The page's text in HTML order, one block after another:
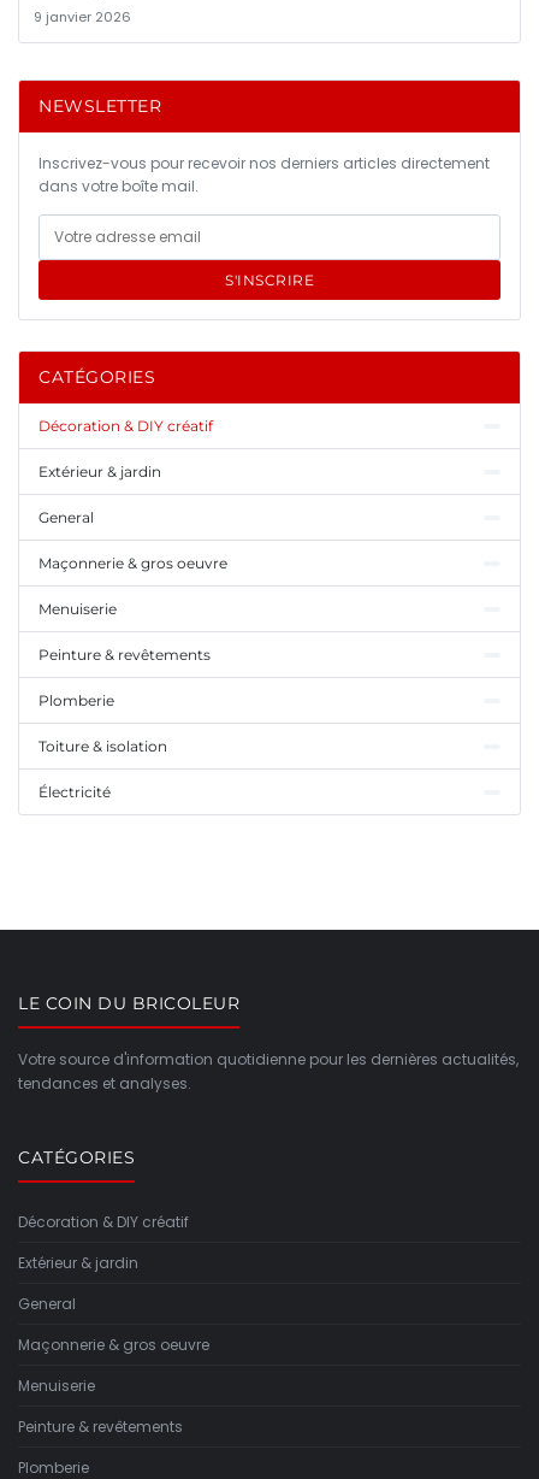
9 janvier 2026
NEWSLETTER
Inscrivez-vous pour recevoir nos derniers articles directement
dans votre boîte mail.
S'INSCRIRE
CATÉGORIES
Décoration & DIY créatif
Extérieur & jardin
General
Maçonnerie & gros oeuvre
Menuiserie
Peinture & revêtements
Plomberie
Toiture & isolation
Électricité
LE COIN DU BRICOLEUR
Votre source d'information quotidienne pour les dernières actualités,
tendances et analyses.
CATÉGORIES
Décoration & DIY créatif
Extérieur & jardin
General
Maçonnerie & gros oeuvre
Menuiserie
Peinture & revêtements
Plomberie